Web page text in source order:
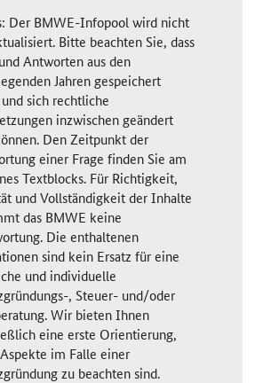
Der BMWE-Infopool wird nicht
Bitte beachten Sie, dass
Antworten aus den
Jahren gespeichert
sich rechtliche
inzwischen geändert
Den Zeitpunkt der
einer Frage finden Sie am
Textblocks. Für Richtigkeit,
und Vollständigkeit der Inhalte
das BMWE keine
Die enthaltenen
sind kein Ersatz für eine
und individuelle
, Steuer- und/oder
Wir bieten Ihnen
eine erste Orientierung,
im Falle einer
zu beachten sind.